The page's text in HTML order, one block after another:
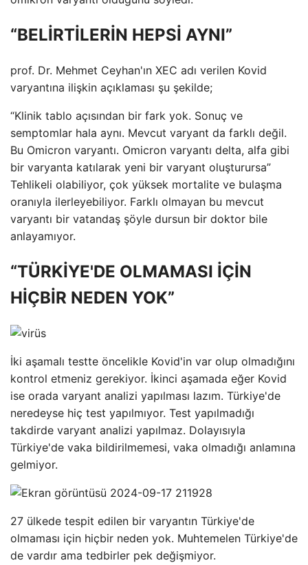
“BELİRTİLERİN HEPSİ AYNI”
prof. Dr. Mehmet Ceyhan'ın XEC adı verilen Kovid
varyantına ilişkin açıklaması şu şekilde;
“Klinik tablo açısından bir fark yok. Sonuç ve
semptomlar hala aynı. Mevcut varyant da farklı değil.
Bu Omicron varyantı. Omicron varyantı delta, alfa gibi
bir varyanta katılarak yeni bir varyant oluşturursa”
Tehlikeli olabiliyor, çok yüksek mortalite ve bulaşma
oranıyla ilerleyebiliyor. Farklı olmayan bu mevcut
varyantı bir vatandaş şöyle dursun bir doktor bile
anlayamıyor.
“TÜRKİYE'DE OLMAMASI İÇİN
HİÇBİR NEDEN YOK”
İki aşamalı testte öncelikle Kovid'in var olup olmadığını
kontrol etmeniz gerekiyor. İkinci aşamada eğer Kovid
ise orada varyant analizi yapılması lazım. Türkiye'de
neredeyse hiç test yapılmıyor. Test yapılmadığı
takdirde varyant analizi yapılmaz. Dolayısıyla
Türkiye'de vaka bildirilmemesi, vaka olmadığı anlamına
gelmiyor.
27 ülkede tespit edilen bir varyantın Türkiye'de
olmaması için hiçbir neden yok. Muhtemelen Türkiye'de
de vardır ama tedbirler pek değişmiyor.